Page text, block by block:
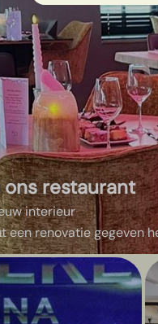
restaurant
interieur
een renovatie gegeven